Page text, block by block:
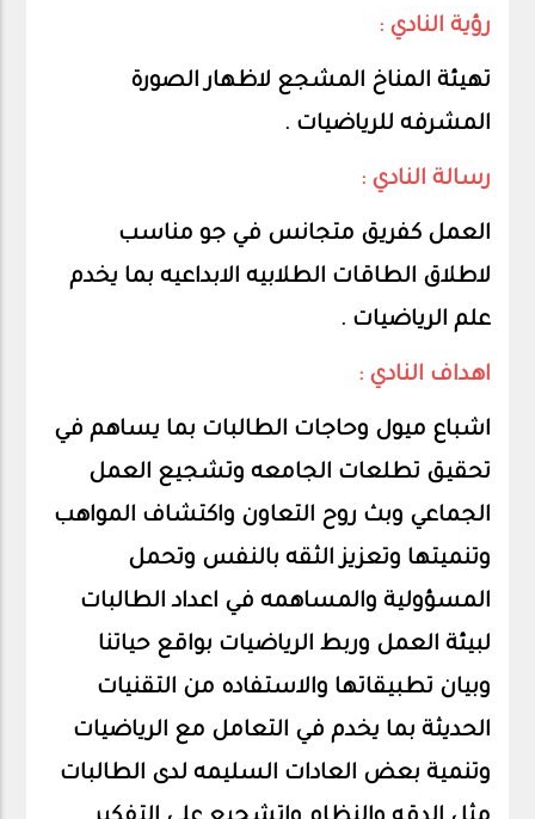
رؤية النادي :
تهيئة المناخ المشجع لاظهار الصورة
المشرفه للرياضيات .
رسالة النادي :
العمل كفريق متجانس في جو مناسب
لاطلاق الطاقات الطلابيه الابداعيه بما يخدم
علم الرياضيات .
اهداف النادي :
اشباع ميول وحاجات الطالبات بما يساهم في
تحقيق تطلعات الجامعه وتشجيع العمل
الجماعي وبث روح التعاون واكتشاف المواهب
وتنميتها وتعزيز الثقه بالنفس وتحمل
المسؤولية والمساهمه في اعداد الطالبات
لبيئة العمل وربط الرياضيات بواقع حياتنا
وبيان تطبيقاتها والاستفاده من التقنيات
الحديثة بما يخدم في التعامل مع الرياضيات
وتنمية بعض العادات السليمه لدى الطالبات